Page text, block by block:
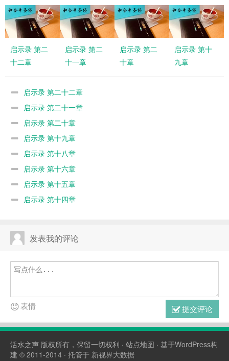
启示录 第二
十二章
启示录 第二
十一章
启示录 第二
十章
启示录 第十
九章
启示录 第二十二章
启示录 第二十一章
启示录 第二十章
启示录 第十九章
启示录 第十八章
启示录 第十六章
启示录 第十五章
启示录 第十四章
发表我的评论
提交评论
表情
活水之声 版权所有，保留一切权利 · 站点地图 · 基于WordPress构
建 © 2011-2014 · 托管于 新视界大数据